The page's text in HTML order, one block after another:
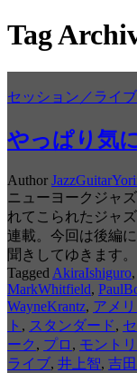
Tag
セッション／ライ
やっぱり気
Author
ニューヨークジャ
れてこられたジャ
連載。今回は後編
聞きしてゆきます
Tagged AkiraIshiguro,
MarkWhitfield,
WayneKrantz, アメ
ト , スタンダード,
ーク , プロ , モント
ライブ, 井上智, 吉